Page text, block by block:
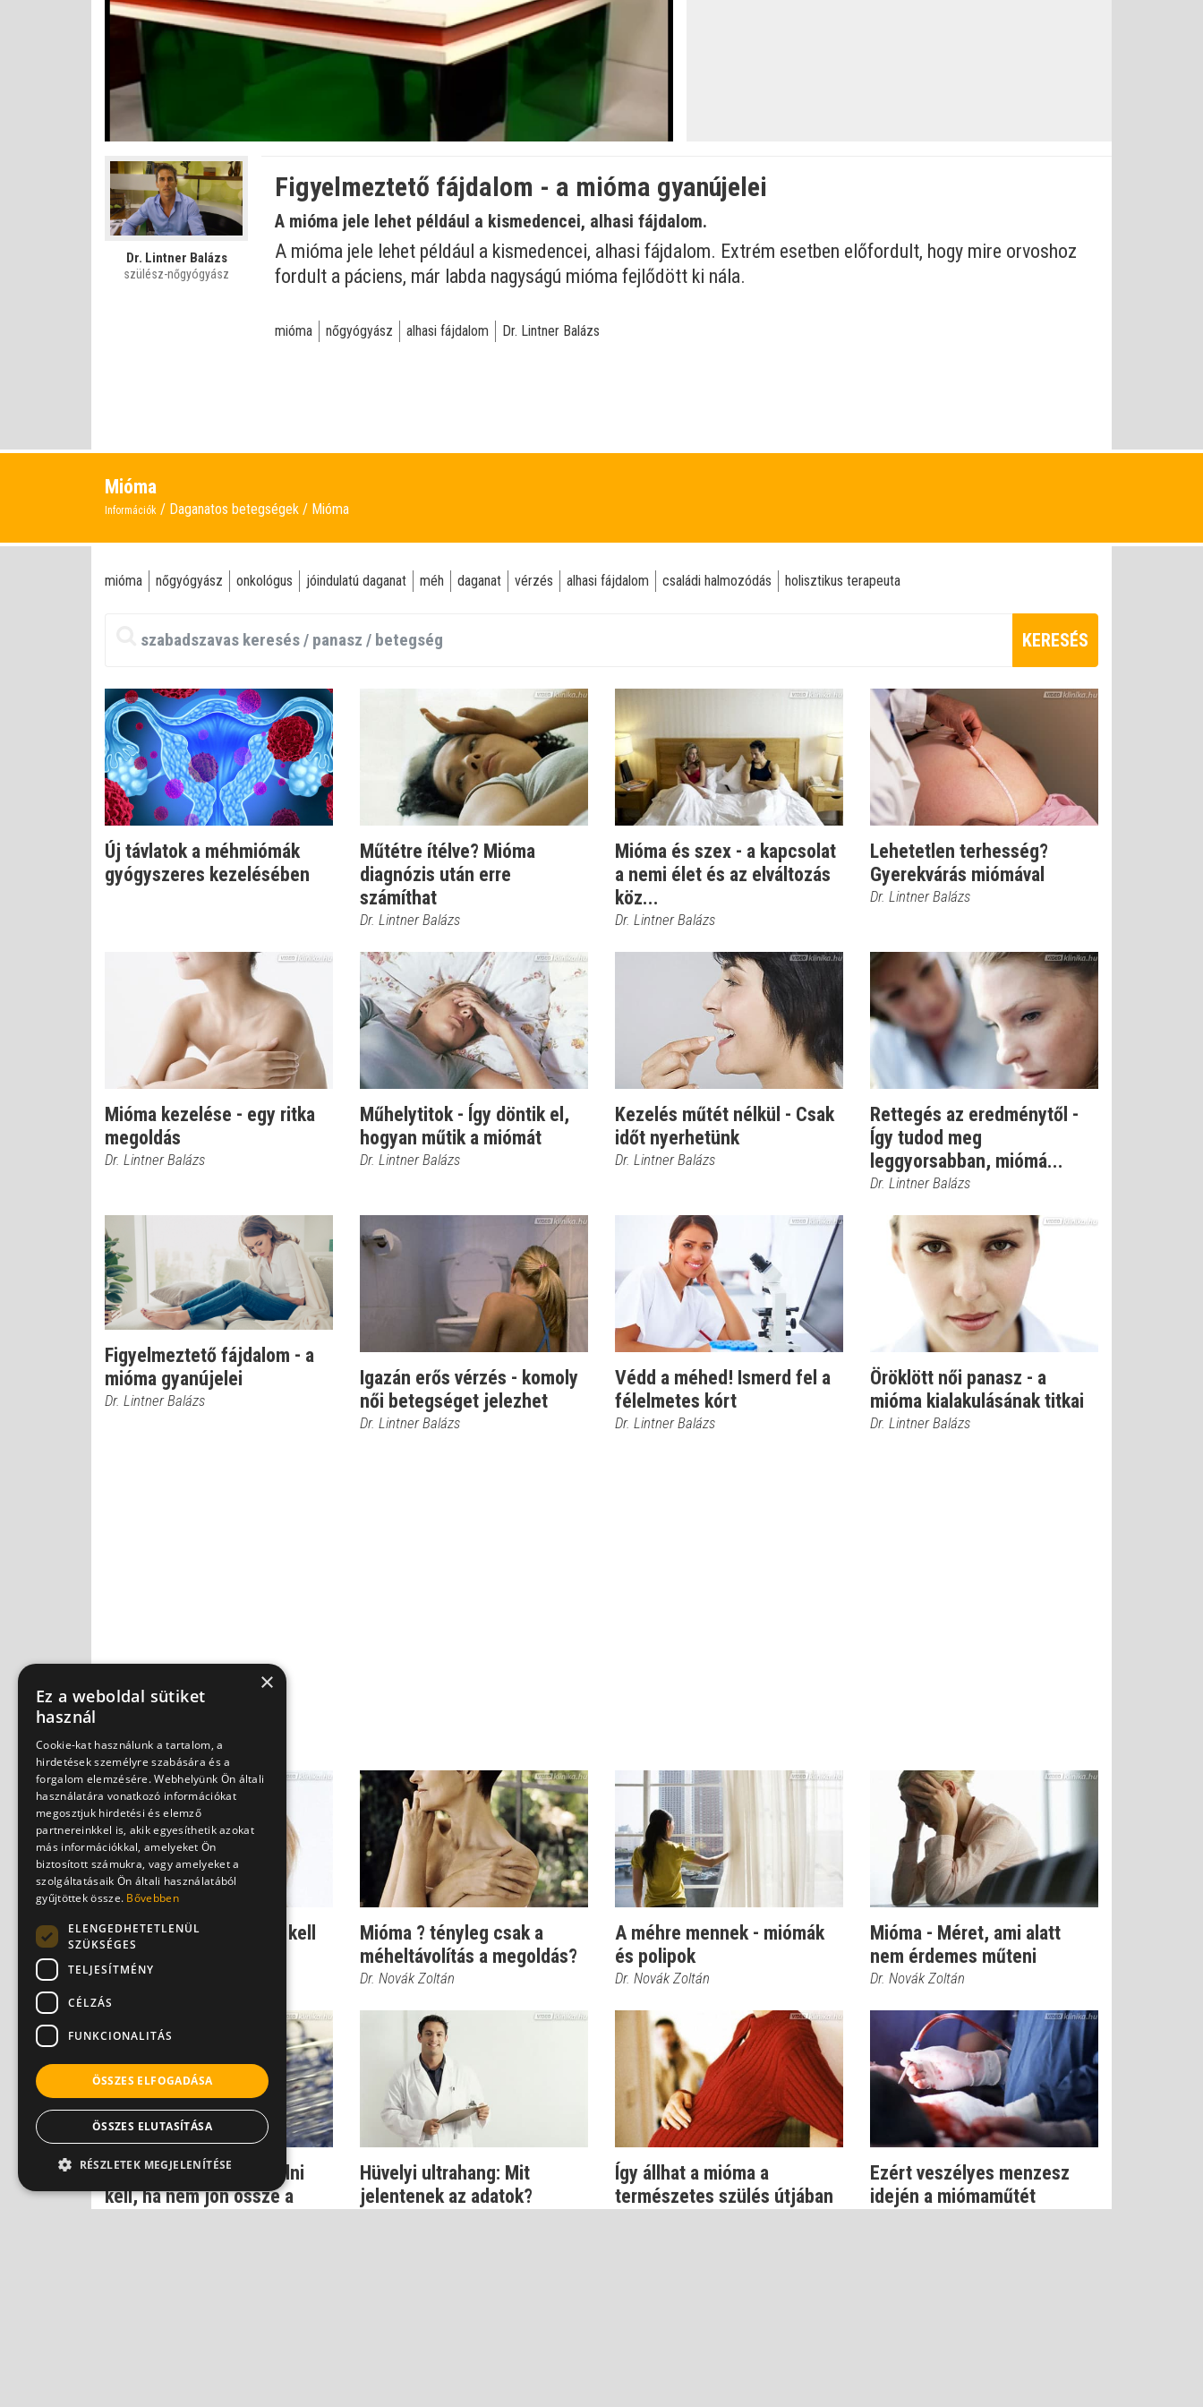
Némítás
kikapcsolva
0%
0%
Dr. Lintner Balázs
szülész-nőgyógyász
Figyelmeztető fájdalom - a mióma gyanújelei
A mióma jele lehet például a kismedencei, alhasi fájdalom.
A mióma jele lehet például a kismedencei, alhasi fájdalom. Extrém esetben előfordult, hogy mire orvoshoz
fordult a páciens, már labda nagyságú mióma fejlődött ki nála.
mióma nőgyógyász alhasi fájdalom Dr. Lintner Balázs
Mióma
Információk Daganatos betegségek Mióma
mióma nőgyógyász onkológus jóindulatú daganat méh daganat vérzés alhasi fájdalom családi halmozódás holisztikus terapeuta
KERESÉS
Új távlatok a méhmiómák
gyógyszeres kezelésében
Műtétre ítélve? Mióma
diagnózis után erre
számíthat
Dr. Lintner Balázs
Mióma és szex - a kapcsolat
a nemi élet és az elváltozás
köz...
Dr. Lintner Balázs
Lehetetlen terhesség?
Gyerekvárás miómával
Dr. Lintner Balázs
Mióma kezelése - egy ritka
megoldás
Dr. Lintner Balázs
Műhelytitok - Így döntik el,
hogyan műtik a miómát
Dr. Lintner Balázs
Kezelés műtét nélkül - Csak
időt nyerhetünk
Dr. Lintner Balázs
Rettegés az eredménytől -
Így tudod meg
leggyorsabban, miómá...
Dr. Lintner Balázs
Figyelmeztető fájdalom - a
mióma gyanújelei
Dr. Lintner Balázs
Igazán erős vérzés - komoly
női betegséget jelezhet
Dr. Lintner Balázs
Védd a méhed! Ismerd fel a
félelmetes kórt
Dr. Lintner Balázs
Öröklött női panasz - a
mióma kialakulásának titkai
Dr. Lintner Balázs
Mióma: mi is ez, és mit kell
tudni róla?
Dr. Lintner Balázs
Mióma ? tényleg csak a
méheltávolítás a megoldás?
Dr. Novák Zoltán
A méhre mennek - miómák
és polipok
Dr. Novák Zoltán
Mióma - Méret, ami alatt
nem érdemes műteni
Dr. Novák Zoltán
Meddőség: Amit vizsgálni
kell, ha nem jön össze a
Hüvelyi ultrahang: Mit
jelentenek az adatok?
Így állhat a mióma a
természetes szülés útjában
Ezért veszélyes menzesz
idején a miómaműtét
×
Ez a weboldal sütiket
használ
Cookie-kat használunk a tartalom, a
hirdetések személyre szabására és a
forgalom elemzésére. Webhelyünk Ön általi
használatára vonatkozó információkat
megosztjuk hirdetési és elemző
partnereinkkel is, akik egyesíthetik azokat
más információkkal, amelyeket Ön
biztosított számukra, vagy amelyeket a
szolgáltatásaik Ön általi használatából
gyűjtöttek össze. Bővebben
ELENGEDHETETLENÜL
SZÜKSÉGES
TELJESÍTMÉNY
CÉLZÁS
FUNKCIONALITÁS
ÖSSZES ELFOGADÁSA
ÖSSZES ELUTASÍTÁSA
RÉSZLETEK MEGJELENÍTÉSE